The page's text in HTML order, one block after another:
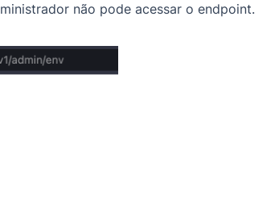
não pode acessar o endpoint.